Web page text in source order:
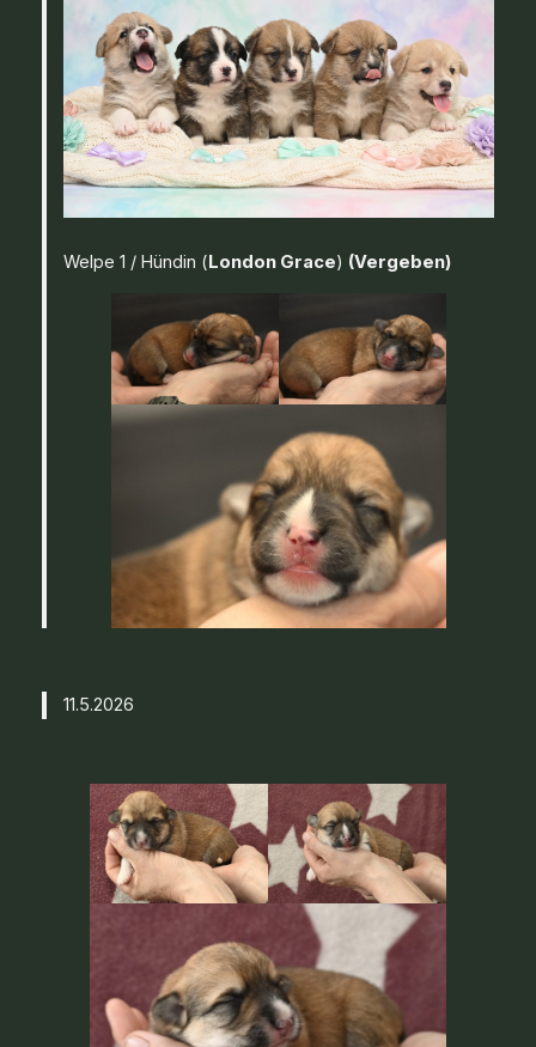
Welpe 1 / Hündin (London Grace) (Vergeben)
11.5.2026